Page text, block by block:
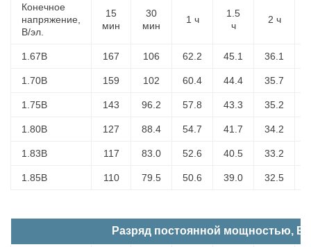
Конечное
напряжение,
В/эл.
15
мин
30
мин
1 ч
1.5
ч
2 ч
1.67В 167 106 62.2 45.1 36.1
1.70В 159 102 60.4 44.4 35.7
1.75В 143 96.2 57.8 43.3 35.2
1.80В 127 88.4 54.7 41.7 34.2
1.83В 117 83.0 52.6 40.5 33.2
1.85В 110 79.5 50.6 39.0 32.5
Разряд постоянной мощностью,